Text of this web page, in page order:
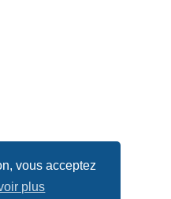
vous acceptez
plus